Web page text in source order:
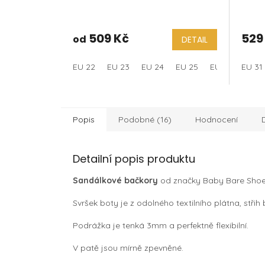
od 509 Kč DETAIL
EU 22 EU 23 EU 24 EU 25 EU 28 EU 29
EU 31
Popis Podobné (16) Hodnocení
Detailní popis produktu
Sandálkové bačkory od značky Baby Bare
Svršek boty je z odolného textilního plátna, střih
Podrážka je tenká 3mm a perfektně flexibilní.
V patě jsou mírně zpevněné.